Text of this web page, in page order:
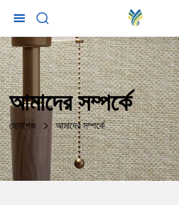
আমাদের সম্পর্কে
হোমপেজ আমাদের সম্পর্কে